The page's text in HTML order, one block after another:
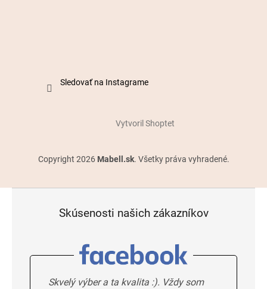
Sledovať na Instagrame
Vytvoril Shoptet
Copyright 2026 Mabell.sk. Všetky práva vyhradené.
Skúsenosti našich zákazníkov
Skvelý výber a ta kvalita :). Vždy som